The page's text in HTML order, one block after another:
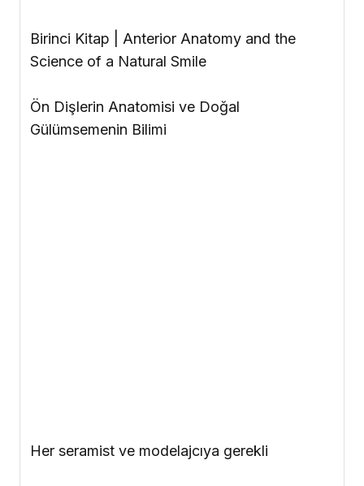
Birinci Kitap
| Anterior Anatomy and the
Science of a Natural Smile
Ön Dişlerin Anatomisi ve Doğal
Gülümsemenin Bilimi
Her seramist ve modelajcıya gerekli